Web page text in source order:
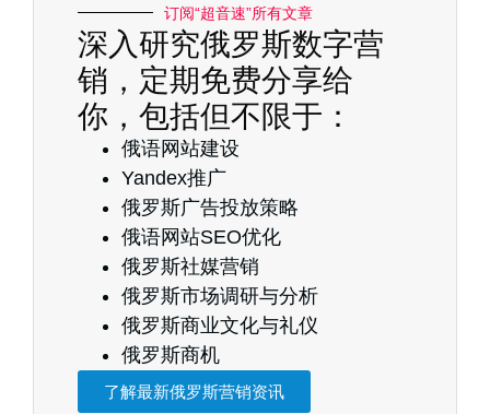
订阅“超音速”所有文章
深入研究俄罗斯数字营
销，定期免费分享给
你，包括但不限于：
俄语网站建设
Yandex推广
俄罗斯广告投放策略
俄语网站SEO优化
俄罗斯社媒营销
俄罗斯市场调研与分析
俄罗斯商业文化与礼仪
俄罗斯商机
了解最新俄罗斯营销资讯